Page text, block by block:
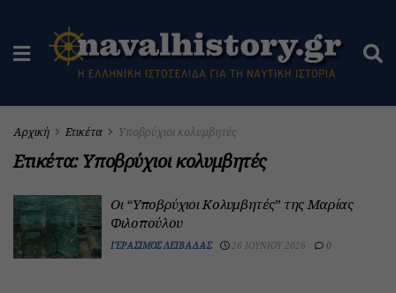
Αρχική Ετικέτα Υποβρύχιοι κολυμβητές
Ετικέτα:Υποβρύχιοι κολυμβητές
Οι “Υποβρύχιοι Κολυμβητές” της Μαρίας
Φιλοπούλου
ΓΕΡΆΣΙΜΟΣ ΛΕΙΒΑΔΆΣ 26 ΙΟΥΝΊΟΥ 2026 0